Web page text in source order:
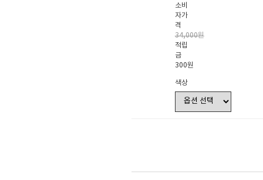
소비
자가
격
34,000원
적립
금
300원
색상